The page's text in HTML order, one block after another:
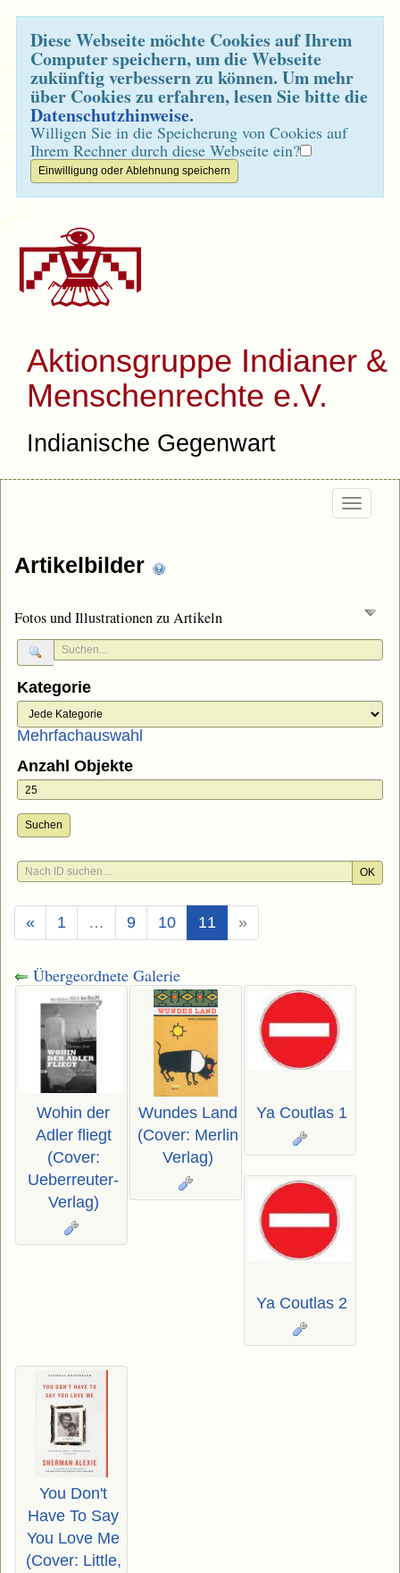
Diese Webseite möchte Cookies auf Ihrem
Computer speichern, um die Webseite
zukünftig verbessern zu können. Um mehr
über Cookies zu erfahren, lesen Sie bitte die
Datenschutzhinweise.
Willigen Sie in die Speicherung von Cookies auf
Ihrem Rechner durch diese Webseite ein?
Aktionsgruppe Indianer &
Menschenrechte e.V.
Indianische Gegenwart
Artikelbilder
Fotos und Illustrationen zu Artikeln
Kategorie
Mehrfachauswahl
Anzahl Objekte
Suchen
OK
« 1 … 9 10 11 (Aktuell)
»
Übergeordnete Galerie
Wohin der
Adler fliegt
(Cover:
Ueberreuter-
Verlag)
Wundes Land
(Cover: Merlin
Verlag)
Ya Coutlas 1
Ya Coutlas 2
You Don't
Have To Say
You Love Me
(Cover: Little,